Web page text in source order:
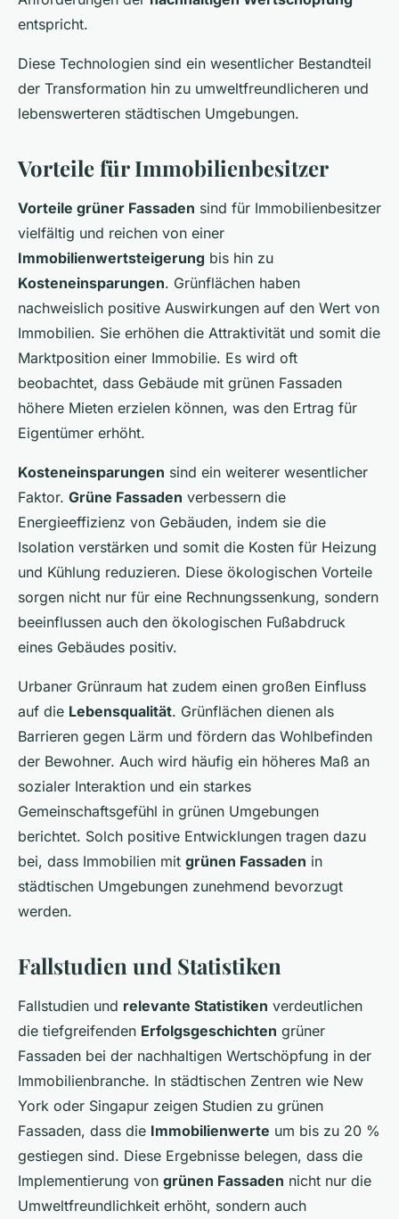
entspricht.
Diese Technologien sind ein wesentlicher Bestandteil
der Transformation hin zu umweltfreundlicheren und
lebenswerteren städtischen Umgebungen.
Vorteile für Immobilienbesitzer
Vorteile grüner Fassaden sind für Immobilienbesitzer
vielfältig und reichen von einer
Immobilienwertsteigerung bis hin zu
Kosteneinsparungen. Grünflächen haben
nachweislich positive Auswirkungen auf den Wert von
Immobilien. Sie erhöhen die Attraktivität und somit die
Marktposition einer Immobilie. Es wird oft
beobachtet, dass Gebäude mit grünen Fassaden
höhere Mieten erzielen können, was den Ertrag für
Eigentümer erhöht.
Kosteneinsparungen sind ein weiterer wesentlicher
Faktor. Grüne Fassaden verbessern die
Energieeffizienz von Gebäuden, indem sie die
Isolation verstärken und somit die Kosten für Heizung
und Kühlung reduzieren. Diese ökologischen Vorteile
sorgen nicht nur für eine Rechnungssenkung, sondern
beeinflussen auch den ökologischen Fußabdruck
eines Gebäudes positiv.
Urbaner Grünraum hat zudem einen großen Einfluss
auf die Lebensqualität. Grünflächen dienen als
Barrieren gegen Lärm und fördern das Wohlbefinden
der Bewohner. Auch wird häufig ein höheres Maß an
sozialer Interaktion und ein starkes
Gemeinschaftsgefühl in grünen Umgebungen
berichtet. Solch positive Entwicklungen tragen dazu
bei, dass Immobilien mit grünen Fassaden in
städtischen Umgebungen zunehmend bevorzugt
werden.
Fallstudien und Statistiken
Fallstudien und relevante Statistiken verdeutlichen
die tiefgreifenden Erfolgsgeschichten grüner
Fassaden bei der nachhaltigen Wertschöpfung in der
Immobilienbranche. In städtischen Zentren wie New
York oder Singapur zeigen Studien zu grünen
Fassaden, dass die Immobilienwerte um bis zu 20 %
gestiegen sind. Diese Ergebnisse belegen, dass die
Implementierung von grünen Fassaden nicht nur die
Umweltfreundlichkeit erhöht, sondern auch